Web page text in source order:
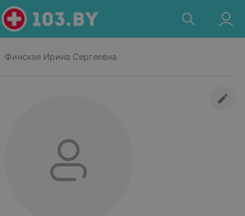
Финская Ирина Сергеевна